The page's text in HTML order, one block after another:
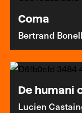
Coma
Bertrand
De humani
Lucien